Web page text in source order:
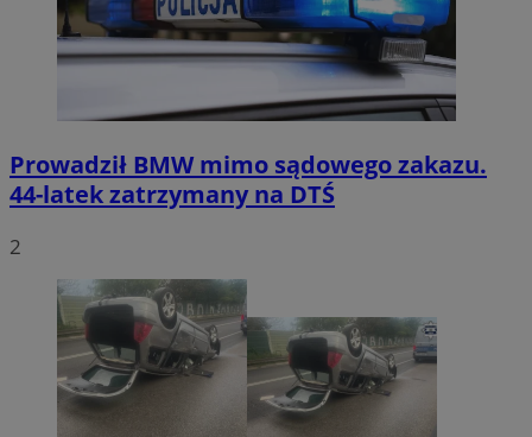
Prowadził BMW mimo sądowego zakazu.
44-latek zatrzymany na DTŚ
2